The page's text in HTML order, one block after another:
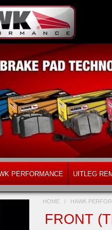
PERFORMANCE UITLEG
HOME / HAWK
FRONT